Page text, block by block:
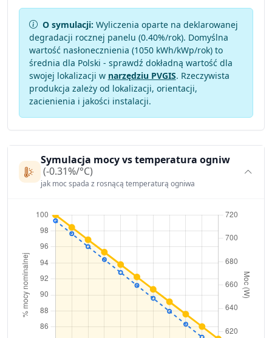
O symulacji: Wyliczenia oparte na deklarowanej
degradacji rocznej panelu (0.40%/rok). Domyślna
wartość nasłonecznienia (1050 kWh/kWp/rok) to
średnia dla Polski - sprawdź dokładną wartość dla
swojej lokalizacji w narzędziu PVGIS. Rzeczywista
produkcja zależy od lokalizacji, orientacji,
zacienienia i jakości instalacji.
Symulacja mocy vs temperatura ogniw
(-0.31%/°C)
jak moc spada z rosnącą temperaturą ogniwa